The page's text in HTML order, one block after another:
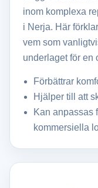
inom komplexa
i Nerja. Här
vem som
underlaget för en
Förbättrar
Hjälper till att
Kan anpassas
kommersiella